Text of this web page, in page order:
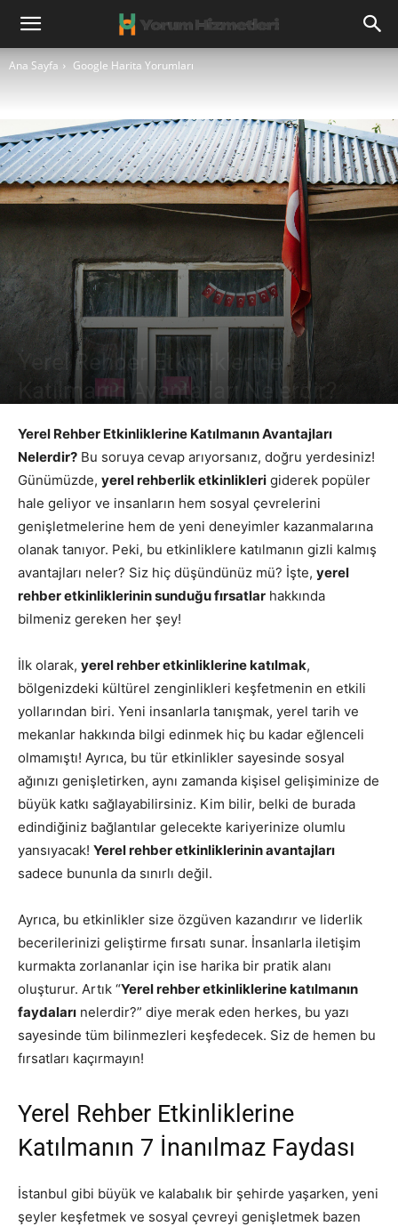
Ana Sayfa Google Harita Yorumları
Yerel Rehber Etkinliklerine
Katılmanın Avantajları Nelerdir?
Yerel Rehber Etkinliklerine Katılmanın Avantajları
Nelerdir? Bu soruya cevap arıyorsanız, doğru yerdesiniz!
Günümüzde, yerel rehberlik etkinlikleri giderek popüler
hale geliyor ve insanların hem sosyal çevrelerini
genişletmelerine hem de yeni deneyimler kazanmalarına
olanak tanıyor. Peki, bu etkinliklere katılmanın gizli kalmış
avantajları neler? Siz hiç düşündünüz mü? İşte, yerel
rehber etkinliklerinin sunduğu fırsatlar hakkında
bilmeniz gereken her şey!
İlk olarak, yerel rehber etkinliklerine katılmak,
bölgenizdeki kültürel zenginlikleri keşfetmenin en etkili
yollarından biri. Yeni insanlarla tanışmak, yerel tarih ve
mekanlar hakkında bilgi edinmek hiç bu kadar eğlenceli
olmamıştı! Ayrıca, bu tür etkinlikler sayesinde sosyal
ağınızı genişletirken, aynı zamanda kişisel gelişiminize de
büyük katkı sağlayabilirsiniz. Kim bilir, belki de burada
edindiğiniz bağlantılar gelecekte kariyerinize olumlu
yansıyacak! Yerel rehber etkinliklerinin avantajları
sadece bununla da sınırlı değil.
Ayrıca, bu etkinlikler size özgüven kazandırır ve liderlik
becerilerinizi geliştirme fırsatı sunar. İnsanlarla iletişim
kurmakta zorlananlar için ise harika bir pratik alanı
oluşturur. Artık “Yerel rehber etkinliklerine katılmanın
faydaları nelerdir?” diye merak eden herkes, bu yazı
sayesinde tüm bilinmezleri keşfedecek. Siz de hemen bu
fırsatları kaçırmayın!
Yerel Rehber Etkinliklerine
Katılmanın 7 İnanılmaz Faydası
İstanbul gibi büyük ve kalabalık bir şehirde yaşarken, yeni
şeyler keşfetmek ve sosyal çevreyi genişletmek bazen